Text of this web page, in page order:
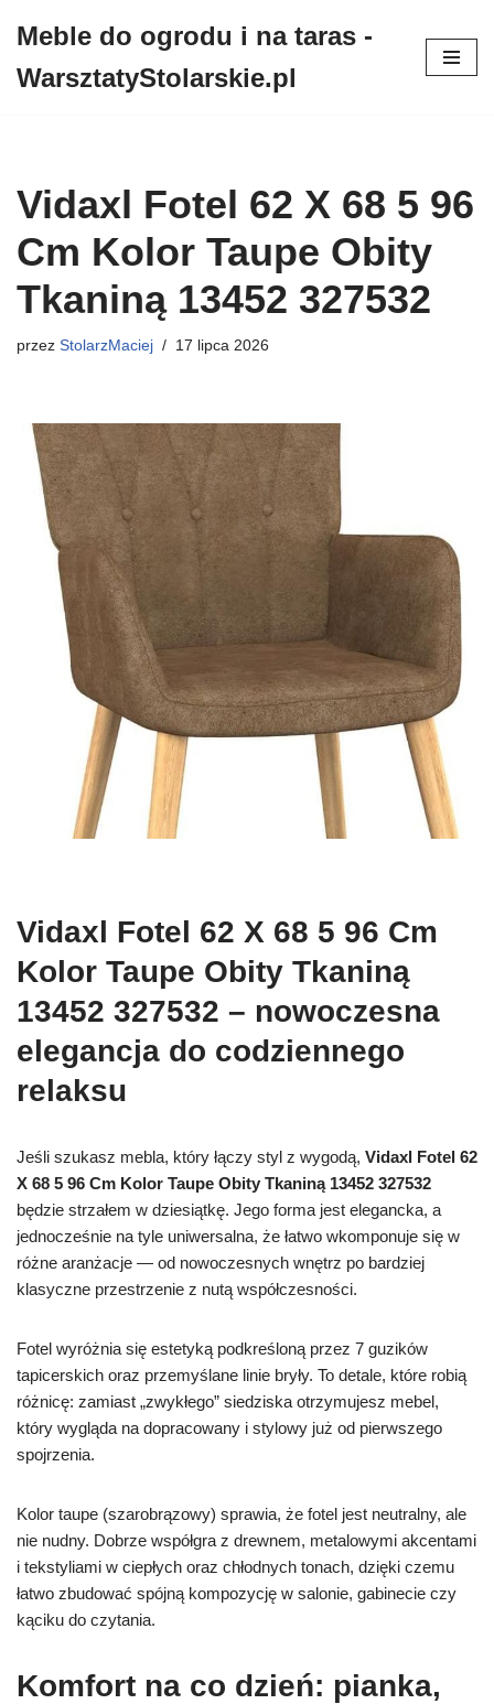
do
Meble do ogrodu i na taras -
WarsztatyStolarskie.pl
Vidaxl Fotel 62 X 68 5 96
Cm Kolor Taupe Obity
Tkaniną 13452 327532
przez StolarzMaciej 17 lipca 2026
Vidaxl Fotel 62 X 68 5 96 Cm
Kolor Taupe Obity Tkaniną
13452 327532 – nowoczesna
elegancja do codziennego
relaksu
Jeśli szukasz mebla, który łączy styl z wygodą, Vidaxl Fotel 62
X 68 5 96 Cm Kolor Taupe Obity Tkaniną 13452 327532
będzie strzałem w dziesiątkę. Jego forma jest elegancka, a
jednocześnie na tyle uniwersalna, że łatwo wkomponuje się w
różne aranżacje — od nowoczesnych wnętrz po bardziej
klasyczne przestrzenie z nutą współczesności.
Fotel wyróżnia się estetyką podkreśloną przez 7 guzików
tapicerskich oraz przemyślane linie bryły. To detale, które robią
różnicę: zamiast „zwykłego” siedziska otrzymujesz mebel,
który wygląda na dopracowany i stylowy już od pierwszego
spojrzenia.
Kolor taupe (szarobrązowy) sprawia, że fotel jest neutralny, ale
nie nudny. Dobrze współgra z drewnem, metalowymi akcentami
i tekstyliami w ciepłych oraz chłodnych tonach, dzięki czemu
łatwo zbudować spójną kompozycję w salonie, gabinecie czy
kąciku do czytania.
Komfort na co dzień: pianka,